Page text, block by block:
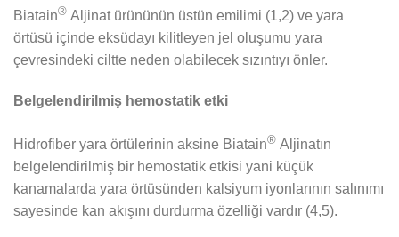
Biatain® Aljinat ürününün üstün emilimi (1,2) ve yara
örtüsü içinde eksüdayı kilitleyen jel oluşumu yara
çevresindeki ciltte neden olabilecek sızıntıyı önler.
Belgelendirilmiş hemostatik etki
Hidrofiber yara örtülerinin aksine Biatain® Aljinatın
belgelendirilmiş bir hemostatik etkisi yani küçük
kanamalarda yara örtüsünden kalsiyum iyonlarının salınımı
sayesinde kan akışını durdurma özelliği vardır (4,5).